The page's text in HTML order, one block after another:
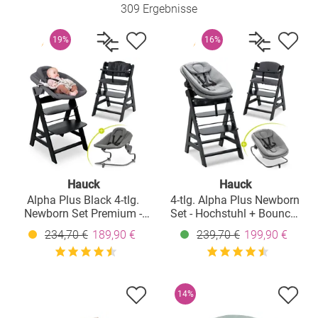
309 Ergebnisse
19%
Hauck
Alpha Plus Black 4-tlg.
Newborn Set Premium -
Hochstuhl + 2in1
Babyaufsatz & Wippe +
Sitzkissen - Dark Grey
234,70 € 189,90 €
16%
Hauck
4-tlg. Alpha Plus Newborn
Set - Hochstuhl + Bouncer
2in1 in Dark Grey Melange
+ Sitzkissen in Jersey
Charcoal - Black
239,70 € 199,90 €
14%